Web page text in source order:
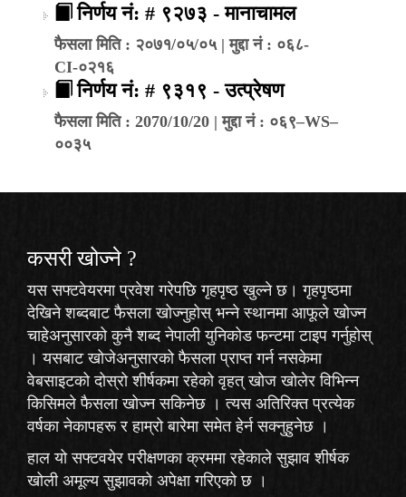
निर्णय नं: # ९२७३ - मानाचामल
फैसला मिति : २०७१/०५/०५ | मुद्दा नं : ०६८-
CI-०२१६
निर्णय नं: # ९३१९ - उत्प्रेषण
फैसला मिति : 2070/10/20 | मुद्दा नं : ०६९–WS–
००३५
कसरी खोज्‍ने ?
यस सफ्टवेयरमा प्रवेश गरेपछि गृहपृष्ठ खुल्ने छ। गृहपृष्ठमा
देखिने शब्दबाट फैसला खोज्नुहोस् भन्ने स्थानमा आफूले खोज्न
चाहेअनुसारको कुनै शब्द नेपाली युनिकोड फन्टमा टाइप गर्नुहोस्
। यसबाट खोजेअनुसारको फैसला प्राप्त गर्न नसकेमा
वेबसाइटको दोस्रो शीर्षकमा रहेकोवृहत् खोज खोलेर विभिन्न
किसिमले फैसला खोज्न सकिनेछ । त्यस अतिरिक्त प्रत्येक
वर्षका नेकापहरू र हाम्रो बारेमा समेत हेर्न सक्नुहुनेछ ।
हाल यो सफ्टवयेर परीक्षणका क्रममा रहेकालेसुझाव शीर्षक
खोली अमूल्य सुझावको अपेक्षा गरिएको छ ।